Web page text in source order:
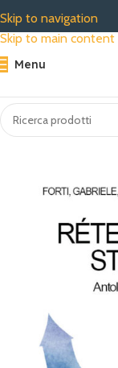
Skip to navigation
Skip to main content
Menu